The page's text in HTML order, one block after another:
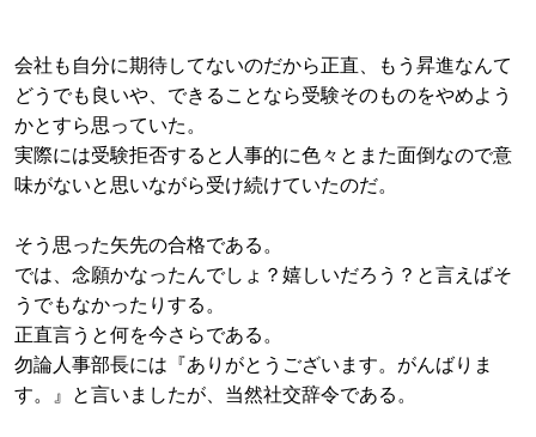
会社も自分に期待してないのだから正直、もう昇進なんて
どうでも良いや、できることなら受験そのものをやめよう
かとすら思っていた。
実際には受験拒否すると人事的に色々とまた面倒なので意
味がないと思いながら受け続けていたのだ。
そう思った矢先の合格である。
では、念願かなったんでしょ？嬉しいだろう？と言えばそ
うでもなかったりする。
正直言うと何を今さらである。
勿論人事部長には『ありがとうございます。がんばりま
す。』と言いましたが、当然社交辞令である。